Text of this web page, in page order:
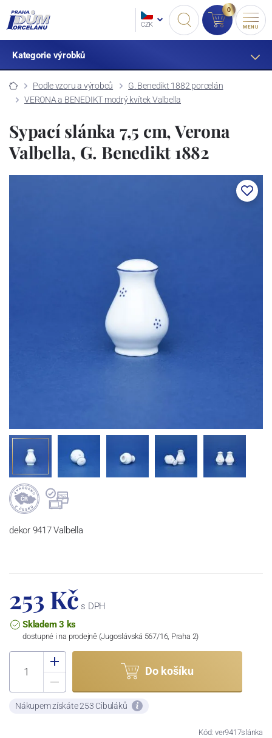
CZK
0
MENU
Kategorie výrobků
Podle vzoru a výrobců
G. Benedikt 1882 porcelán
VERONA a BENEDIKT modrý kvítek Valbella
Sypací slánka 7,5 cm, Verona
Valbella, G. Benedikt 1882
dekor 9417 Valbella
253 Kč s DPH
Skladem 3 ks
dostupné i na prodejně (Jugoslávská 567/16, Praha 2)
Do košíku
Nákupem získáte 253 Cibuláků
Kód: ver9417slánka